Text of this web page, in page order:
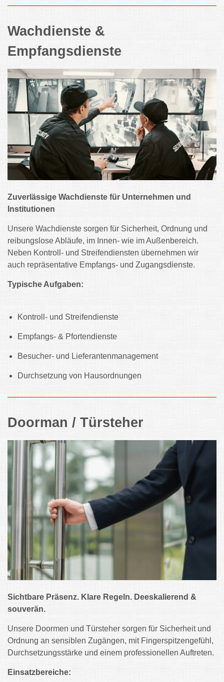
Wachdienste &
Empfangsdienste
Zuverlässige Wachdienste für Unternehmen und
Institutionen
Unsere Wachdienste sorgen für Sicherheit, Ordnung und
reibungslose Abläufe, im Innen- wie im Außenbereich.
Neben Kontroll- und Streifendiensten übernehmen wir
auch repräsentative Empfangs- und Zugangsdienste.
Typische Aufgaben:
Kontroll- und Streifendienste
Empfangs- & Pfortendienste
Besucher- und Lieferantenmanagement
Durchsetzung von Hausordnungen
Doorman / Türsteher
Sichtbare Präsenz. Klare Regeln. Deeskalierend &
souverän.
Unsere Doormen und Türsteher sorgen für Sicherheit und
Ordnung an sensiblen Zugängen, mit Fingerspitzengefühl,
Durchsetzungsstärke und einem professionellen Auftreten.
Einsatzbereiche: